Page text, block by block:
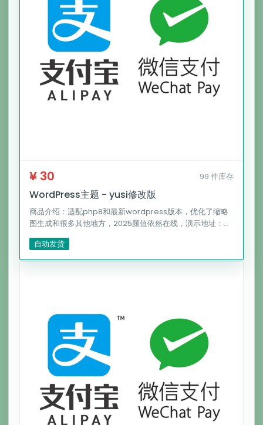
¥ 30 99 件库存
WordPress主题 - yusi修改版
商品介绍：适配php8和最新wordpress版本，优化了缩略
图生成和很多其他地方，2025颜值依然在线，演示地址：
https://dedewp.com
自动发货